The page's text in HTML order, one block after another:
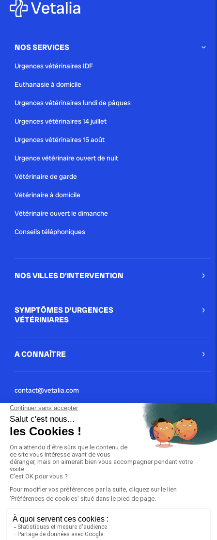
publié le 29 avril 2025
guide complet...
NOS SERVICES
Urgences vétérinaires IDF
Euthanasie à domicile
Urgences vétérinaires lundi de pâques
Urgences vétérinaires 14 juillet
Urgences vétérinaires 15 août
Urgence vétérinaire ouvert de nuit
Vétérinaire de garde
Vétérinaire à domicile
Vétérinaire ouvert le dimanche
Conseils téléphoniques
NOS VILLES D'INTERVENTION
SYMPTÔMES D'URGENCES
VÉTÉRINIARES
A CONNAÎTRE
contact@vetalia.com
01 40 40 01 02
Conditions Générales
Mentions Légales